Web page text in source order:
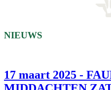
NIEUWS
17 maart 2025 -